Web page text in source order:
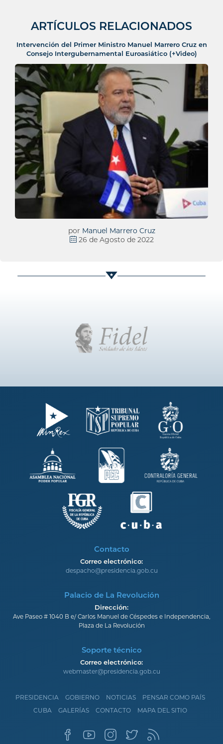
ARTÍCULOS RELACIONADOS
Intervención del Primer Ministro Manuel Marrero Cruz en
Consejo Intergubernamental Euroasiático (+Video)
por Manuel Marrero Cruz
26 de Agosto de 2022
Contacto
Correo electrónico:
despacho@presidencia.gob.cu
Palacio de La Revolución
Dirección:
Ave Paseo # 1040 B e/ Carlos Manuel de Céspedes e Independencia,
Plaza de La Revolución
Soporte técnico
Correo electrónico:
webmaster@presidencia.gob.cu
PRESIDENCIA GOBIERNO NOTICIAS
PENSAR COMO PAÍS
CUBA
GALERÍAS CONTACTO MAPA DEL SITIO